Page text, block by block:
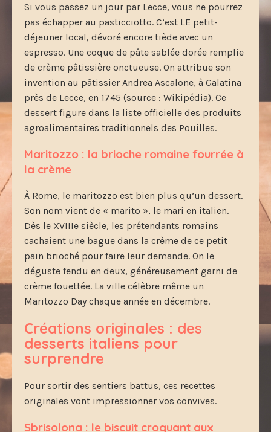
Si vous passez un jour par Lecce, vous ne pourrez
pas échapper au pasticciotto. C’est LE petit-
déjeuner local, dévoré encore tiède avec un
espresso. Une coque de pâte sablée dorée remplie
de crème pâtissière onctueuse. On attribue son
invention au pâtissier Andrea Ascalone, à Galatina
près de Lecce, en 1745 (source : Wikipédia). Ce
dessert figure dans la liste officielle des produits
agroalimentaires traditionnels des Pouilles.
Maritozzo : la brioche romaine fourrée à
la crème
À Rome, le maritozzo est bien plus qu’un dessert.
Son nom vient de « marito », le mari en italien.
Dès le XVIIIe siècle, les prétendants romains
cachaient une bague dans la crème de ce petit
pain brioché pour faire leur demande. On le
déguste fendu en deux, généreusement garni de
crème fouettée. La ville célèbre même un
Maritozzo Day chaque année en décembre.
Créations originales : des
desserts italiens pour
surprendre
Pour sortir des sentiers battus, ces recettes
originales vont impressionner vos convives.
Sbrisolona : le biscuit croquant aux